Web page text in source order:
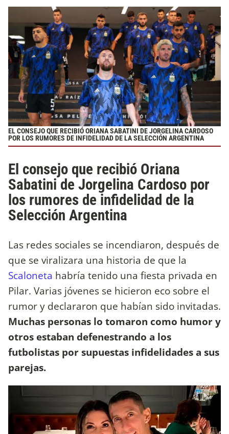
EL CONSEJO QUE RECIBIÓ ORIANA SABATINI DE JORGELINA CARDOSO
POR LOS RUMORES DE INFIDELIDAD DE LA SELECCIÓN ARGENTINA
El consejo que recibió Oriana
Sabatini de Jorgelina Cardoso por
los rumores de infidelidad de la
Selección Argentina
Las redes sociales se incendiaron, después de
que se viralizara una historia de que la
Scaloneta habría tenido una fiesta privada en
Pilar. Varias jóvenes se hicieron eco sobre el
rumor y declararon que habían sido invitadas.
Muchas personas lo tomaron como humor y
otros estaban defenestrando a los
futbolistas por supuestas infidelidades a sus
parejas.